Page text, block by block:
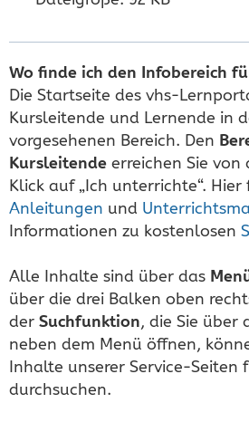
Wo finde ich den Infobereich
Die Startseite des vhs-
Kursleitende und Lernende in
vorgesehenen Bereich. Den
Kursleitende erreichen Sie
Klick auf „Ich unterrichte“. Hier
Anleitungen und
Informationen zu kostenlosen
Alle Inhalte sind über das
über die drei Balken oben
der Suchfunktion, die Sie über
neben dem Menü öffnen,
Inhalte unserer Service-Seiten
durchsuchen.